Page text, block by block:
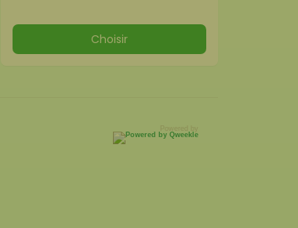
Choisir
Powered by
»